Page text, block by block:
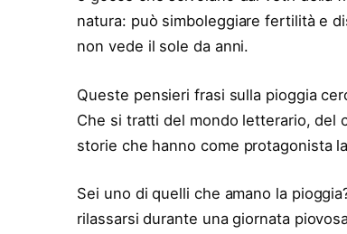
natura: può simboleggiare fertilità e
non vede il sole da anni.
Queste pensieri frasi sulla pioggia
Che si tratti del mondo letterario, del
storie che hanno come protagonista
Sei uno di quelli che amano la
rilassarsi durante una giornata